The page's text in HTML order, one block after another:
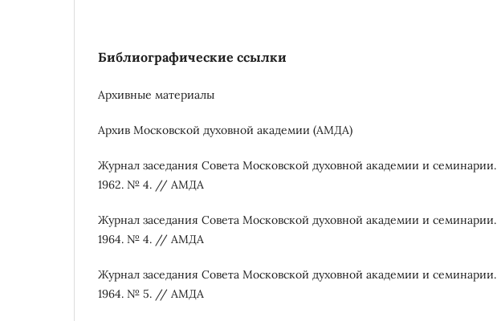
Библиографические ссылки
Архивные материалы
Архив Московской духовной академии (АМДА)
Журнал заседания Совета Московской духовной академии и семинарии.
1962. № 4. // АМДА
Журнал заседания Совета Московской духовной академии и семинарии.
1964. № 4. // АМДА
Журнал заседания Совета Московской духовной академии и семинарии.
1964. № 5. // АМДА